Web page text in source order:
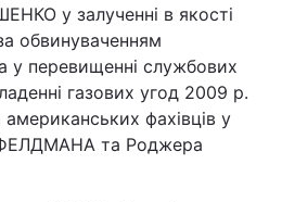
у залученні в якості
обвинуваченням
у перевищенні службових
газових угод 2009 р.
фахівців у
ФЕЛДМАНА та Роджера